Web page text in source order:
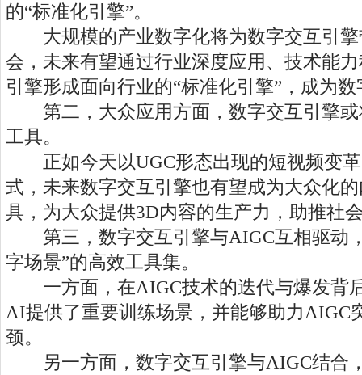
的“标准化引擎”。
大规模的产业数字化将为数字交互引擎
会，未来有望通过行业深度应用、技术能
引擎形成面向行业的“标准化引擎”，成为
第二，大众应用方面，数字交互引擎或
工具。
正如今天以UGC形态出现的短视频变革
式，未来数字交互引擎也有望成为大众化
具，为大众提供3D内容的生产力，助推社
第三，数字交互引擎与AIGC互相驱动
字场景”的高效工具集。
一方面，在AIGC技术的迭代与爆发背
AI提供了重要训练场景，并能够助力AIGC
颈。
另一方面，数字交互引擎与AIGC结合